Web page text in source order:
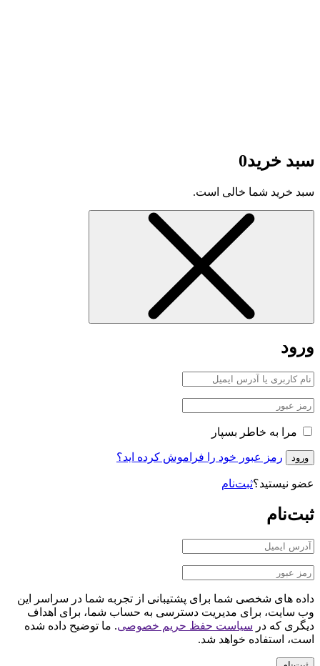
ورود
مرا به خاطر بسپار
رمز عبور خود را فراموش کرده اید؟
ثبت‌نام
وب سایت، برای مدیریت دسترسی به حساب شما، برای اهداف
است، استفاده خواهد شد.
ثبت‌نام
قبلا عضو شده اید؟